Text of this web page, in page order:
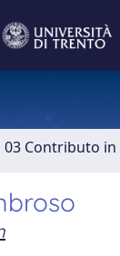
03 Contributo